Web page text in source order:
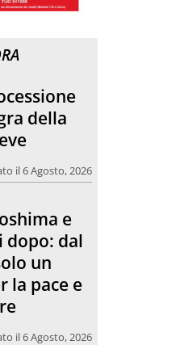
della
il 6 Agosto, 2026
e
dopo: dal
un
la pace e
il 6 Agosto, 2026